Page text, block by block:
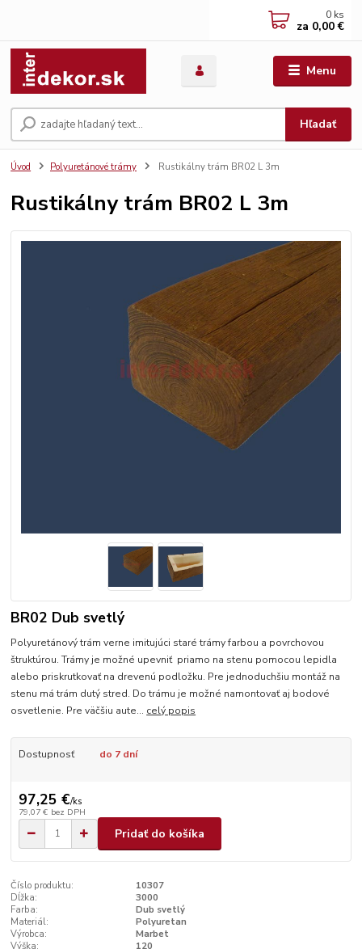
Menu
Hľadať
0 ks
za 0,00 €
Úvod Polyuretánové trámy Rustikálny trám BR02 L 3m
Rustikálny trám BR02 L 3m
BR02 Dub svetlý
Polyuretánový trám verne imitujúci staré trámy farbou a povrchovou
štruktúrou. Trámy je možné upevniť priamo na stenu pomocou lepidla
alebo priskrutkovať na drevenú podložku. Pre jednoduchšiu montáž na
stenu má trám dutý stred. Do trámu je možné namontovať aj bodové
osvetlenie. Pre väčšiu aute... celý popis
Dostupnosť do 7 dní
97,25 €/ks
79,07 € bez DPH
Pridať do košíka
Číslo produktu:
10307
Dĺžka:
3000
Farba:
Dub svetlý
Materiál:
Polyuretan
Výrobca:
Marbet
Výška:
120